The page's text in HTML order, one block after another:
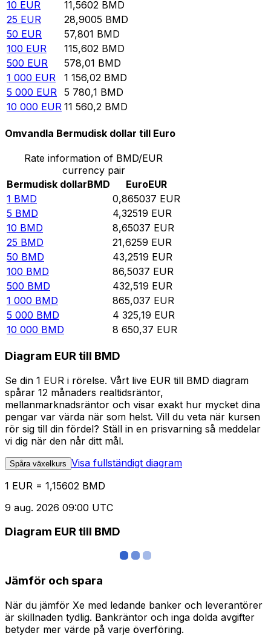
10 EUR 11,5602 BMD
25 EUR 28,9005 BMD
50 EUR 57,801 BMD
100 EUR 115,602 BMD
500 EUR 578,01 BMD
1 000 EUR 1 156,02 BMD
5 000 EUR 5 780,1 BMD
10 000 EUR 11 560,2 BMD
Omvandla Bermudisk dollar till Euro
Rate information of BMD/EUR
currency pair
Bermudisk dollarBMD EuroEUR
1 BMD 0,865037 EUR
5 BMD 4,32519 EUR
10 BMD 8,65037 EUR
25 BMD 21,6259 EUR
50 BMD 43,2519 EUR
100 BMD 86,5037 EUR
500 BMD 432,519 EUR
1 000 BMD 865,037 EUR
5 000 BMD 4 325,19 EUR
10 000 BMD 8 650,37 EUR
Diagram EUR till BMD
Se din 1 EUR i rörelse. Vårt live EUR till BMD diagram
spårar 12 månaders realtidsräntor,
mellanmarknadsräntor och visar exakt hur mycket dina
pengar var värda när som helst. Vill du veta när kursen
rör sig till din fördel? Ställ in en prisvarning så meddelar
vi dig när den når ditt mål.
Spåra växelkurs Visa fullständigt diagram
1 EUR = 1,15602 BMD
9 aug. 2026 09:00 UTC
Diagram EUR till BMD
Jämför och spara
När du jämför Xe med ledande banker och leverantörer
är skillnaden tydlig. Bankräntor och inga dolda avgifter
betyder mer värde på varje överföring.